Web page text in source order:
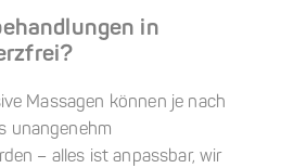
in
Massagen können je nach
unangenehm
– alles ist anpassbar, wir